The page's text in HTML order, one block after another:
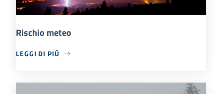
Rischio meteo
LEGGI DI PIÙ